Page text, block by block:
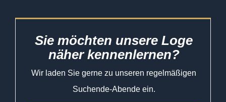
Sie möchten unsere Loge
näher kennenlernen?
Wir laden Sie gerne zu unseren regelmäßigen
Suchende-Abende ein.